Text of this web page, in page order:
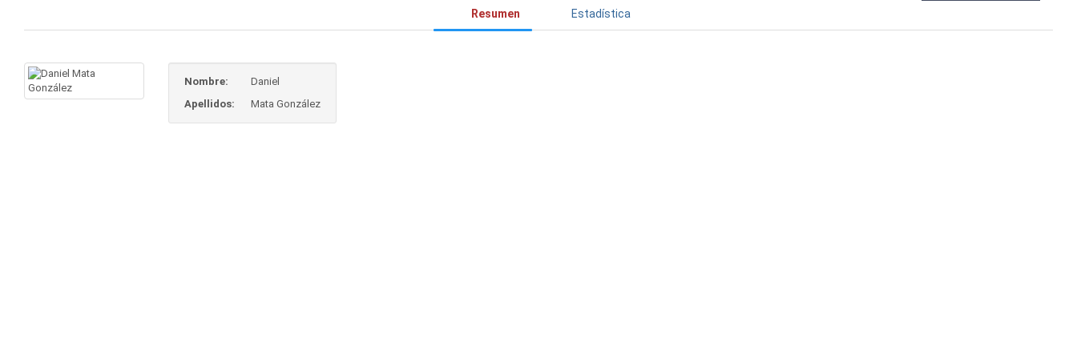
Resumen Estadística
Nombre:
Daniel
Apellidos:
Mata González